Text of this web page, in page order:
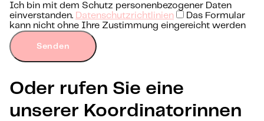
Ich bin mit dem Schutz personenbezogener Daten
einverstanden.
Datenschutzrichtlinien
Das Formular
kann nicht ohne Ihre Zustimmung eingereicht werden
Senden
Oder rufen Sie eine
unserer Koordinatorinnen